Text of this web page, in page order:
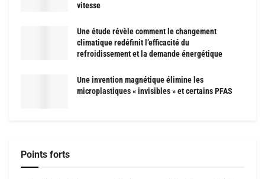
vitesse
Une étude révèle comment le changement
climatique redéfinit l’efficacité du
refroidissement et la demande énergétique
Une invention magnétique élimine les
microplastiques « invisibles » et certains PFAS
Points forts